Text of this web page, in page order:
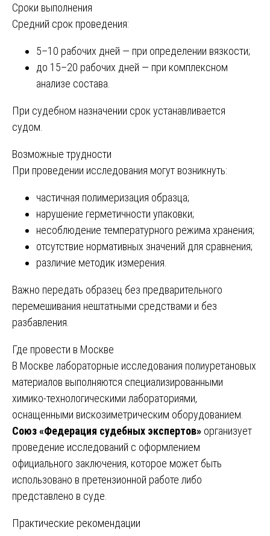
Сроки выполнения
Средний срок проведения:
5–10 рабочих дней — при определении вязкости;
до 15–20 рабочих дней — при комплексном
анализе состава.
При судебном назначении срок устанавливается
судом.
Возможные трудности
При проведении исследования могут возникнуть:
частичная полимеризация образца;
нарушение герметичности упаковки;
несоблюдение температурного режима хранения;
отсутствие нормативных значений для сравнения;
различие методик измерения.
Важно передать образец без предварительного
перемешивания нештатными средствами и без
разбавления.
Где провести в Москве
В Москве лабораторные исследования полиуретановых
материалов выполняются специализированными
химико-технологическими лабораториями,
оснащенными вискозиметрическим оборудованием.
Союз «Федерация судебных экспертов» организует
проведение исследований с оформлением
официального заключения, которое может быть
использовано в претензионной работе либо
представлено в суде.
Практические рекомендации